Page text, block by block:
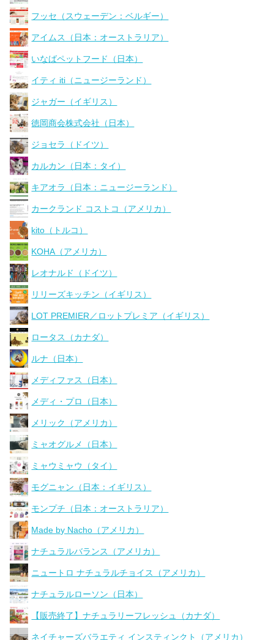
フッセ（スウェーデン：ベルギー）
アイムス（日本：オーストラリア）
いなばペットフード（日本）
イティ iti（ニュージーランド）
ジャガー（イギリス）
徳岡商会株式会社（日本）
ジョセラ（ドイツ）
カルカン（日本：タイ）
キアオラ（日本：ニュージーランド）
カークランド コストコ（アメリカ）
kito（トルコ）
KOHA（アメリカ）
レオナルド（ドイツ）
リリーズキッチン（イギリス）
LOT PREMIER／ロットプレミア（イギリス）
ロータス（カナダ）
ルナ（日本）
メディファス（日本）
メディ・プロ（日本）
メリック（アメリカ）
ミャオグルメ（日本）
ミャウミャウ（タイ）
モグニャン（日本：イギリス）
モンプチ（日本：オーストラリア）
Made by Nacho（アメリカ）
ナチュラルバランス（アメリカ）
ニュートロ ナチュラルチョイス（アメリカ）
ナチュラルローソン（日本）
【販売終了】ナチュラリーフレッシュ（カナダ）
ネイチャーズバラエティ インスティンクト（アメリカ）